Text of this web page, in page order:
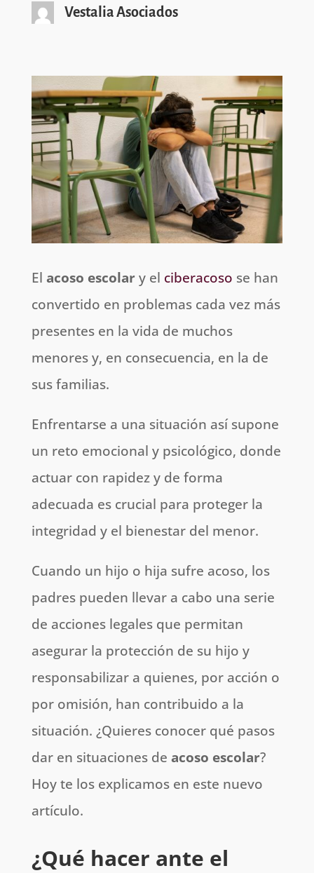
Vestalia Asociados
El acoso escolary el ciberacoso se han
convertido en problemas cada vez más
presentes en la vida de muchos
menores y, en consecuencia, en la de
sus familias.
Enfrentarse a una situación así supone
un reto emocional y psicológico, donde
actuar con rapidez y de forma
adecuada es crucial para proteger la
integridad y el bienestar del menor.
Cuando un hijo o hija sufre acoso, los
padres pueden llevar a cabo una serie
de acciones legales que permitan
asegurar la protección de su hijo y
responsabilizar a quienes, por acción o
por omisión, han contribuido a la
situación. ¿Quieres conocer qué pasos
dar en situaciones de acoso escolar?
Hoy te los explicamos en este nuevo
artículo.
¿Qué hacer ante el